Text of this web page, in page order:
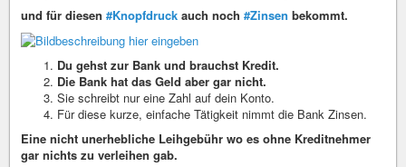
und für diesen #Knopfdruck auch noch #Zinsen bekommt.
Du gehst zur Bank und brauchst Kredit.
Die Bank hat das Geld aber gar nicht.
Sie schreibt nur eine Zahl auf dein Konto.
Für diese kurze, einfache Tätigkeit nimmt die Bank Zinsen.
Eine nicht unerhebliche Leihgebühr wo es ohne Kreditnehmer
gar nichts zu verleihen gab.